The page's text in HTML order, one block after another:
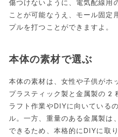
傷つけないように、電気配線用
ことが可能なうえ、モール固定
プルを打つことができますよ。
本体の素材で選ぶ
本体の素材は、女性や子供がホ
プラスティック製と金属製の2
ラフト作業やDIYに向いている
ル。一方、重量のある金属製は
できるため、本格的にDIYに取